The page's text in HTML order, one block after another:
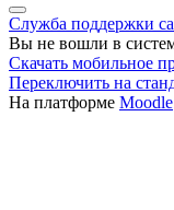
Служба поддержки
Вы не вошли в
Скачать мобильное
Переключить на
На платформе Moodle